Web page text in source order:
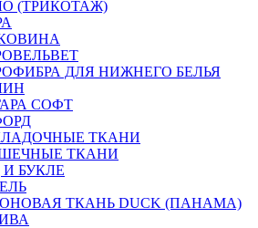
(ТРИКОТАЖ)
ДЛЯ НИЖНЕГО БЕЛЬЯ
СОФТ
ТКАНИ
ТКАНИ
БУКЛЕ
ТКАНЬ DUCK (ПАНАМА)